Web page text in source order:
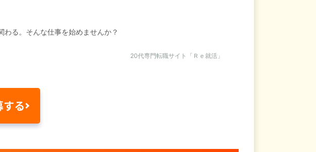
る。そんな仕事を始めませんか？
20代専門転職サイト「Ｒｅ就活」
る